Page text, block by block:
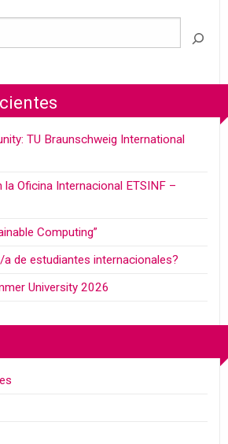
TU Braunschweig International
Oficina Internacional ETSINF –
Computing”
de estudiantes internacionales?
University 2026